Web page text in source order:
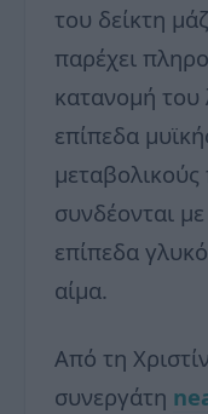
του δείκτη
παρέχει
κατανομή
επίπεδα
συνδέονται
επίπεδα
αίμα.
Από τη
συνεργάτη